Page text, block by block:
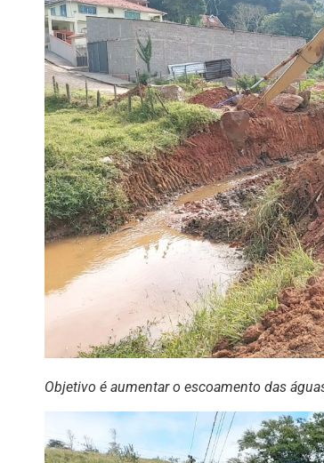
Objetivo é aumentar o escoamento das